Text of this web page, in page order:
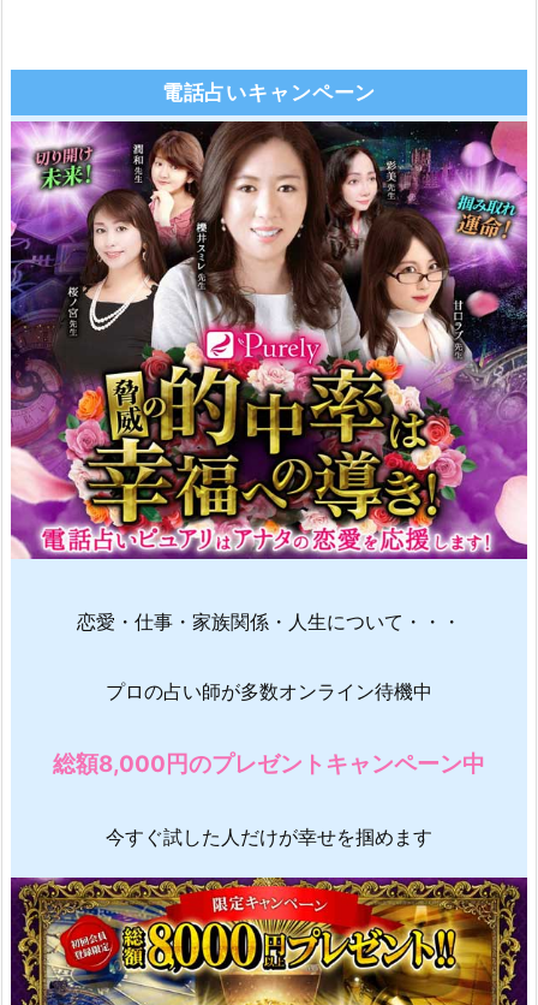
電話占いキャンペーン
恋愛・仕事・家族関係・人生について・・・
プロの占い師が多数オンライン待機中
総額8,000円のプレゼントキャンペーン中
今すぐ試した人だけが幸せを掴めます